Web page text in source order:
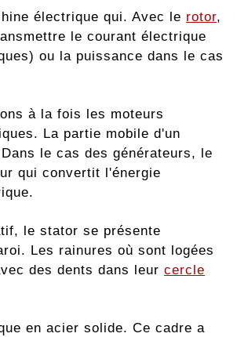
électrique qui. Avec le rotor,
le courant électrique
ou la puissance dans le cas
à la fois les moteurs
La partie mobile d'un
le cas des générateurs, le
qui convertit l'énergie
le stator se présente
Les rainures où sont logées
des dents dans leur cercle
en acier solide. Ce cadre a